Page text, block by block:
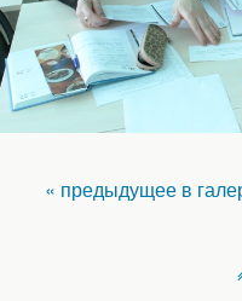
« предыдущее в